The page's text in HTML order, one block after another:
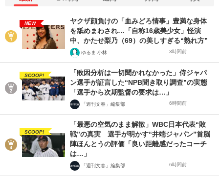
NEW
ヤクザ顔負けの「血みどろ情事」豊満な身体
を舐めまわされ…「自称16歳美少女」怪演
中、かたせ梨乃（69）の美しすぎる“熟れ方”
ゆるま 小林 3時間前
SCOOP!
「敗因分析は一切聞かれなかった」侍ジャパ
ン選手が証言した“NPB聞き取り調査”の実態
「選手から次期監督の要求は…」
「週刊文春」編集部 6時間前
SCOOP!
「最悪の空気のまま解散」WBC日本代表“敗
戦”の真実 選手が明かす“井端ジャパン”首脳
陣ほんとうの評価「良い距離感だったコーチ
は…」
「週刊文春」編集部 6時間前